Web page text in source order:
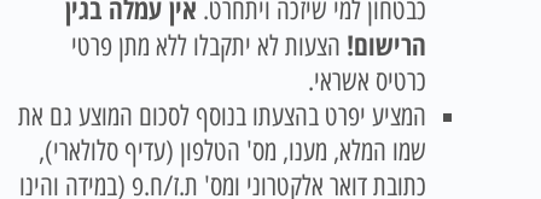
כבטחון למי שיזכה ויתחרט. אין עמלה בגין
הרישום! הצעות לא יתקבלו ללא מתן פרטי
כרטיס אשראי.
המציע יפרט בהצעתו בנוסף לסכום המוצע גם את
שמו המלא, מענו, מס' הטלפון (עדיף סלולארי),
כתובת דואר אלקטרוני ומס' ת.ז/ח.פ (במידה והינו